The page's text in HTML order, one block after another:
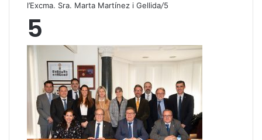
l’Excma. Sra. Marta Martínez i Gellida/5
5